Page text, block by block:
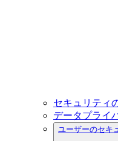
セキュリティ
データプライ
ユーザーのセキ